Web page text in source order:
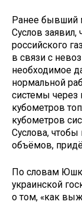
Ранее бывший
Суслов заявил,
российского
в связи с
необходимое
нормальной
системы через
кубометров
кубометров
Суслова,
объёмов,
По словам
украинской
о том, «как